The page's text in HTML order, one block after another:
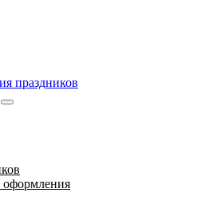
праздников
оформления